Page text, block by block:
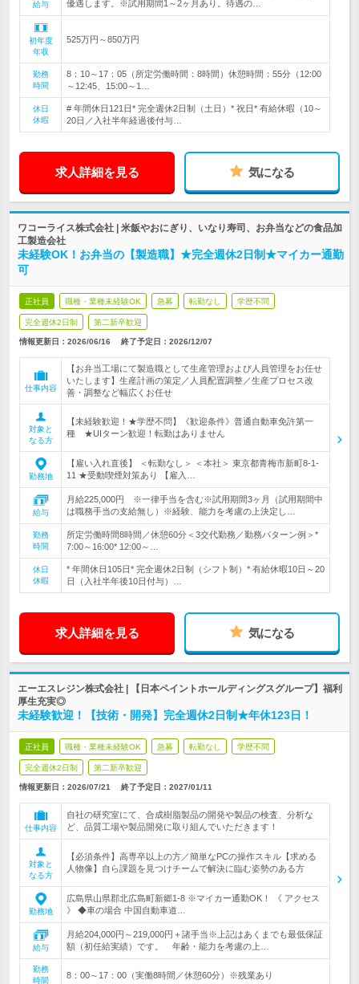
給与
優遇します。※試用期間1～2ヶ月あり。待遇の…
初年度
年収
525万円～850万円
勤務
時間
8：10～17：05（所定労働時間：8時間）休憩時間：55分（12:00
～12:45、15:00～1…
休日
休暇
# 年間休日121日* 完全週休2日制（土日）* 祝日* 有給休暇（10～
20日／入社半年経過後付与…
求人詳細を見る 気になる
ワコーライス株式会社 | 米飯やおにぎり、いなり寿司、お弁当などの食品加
工製造会社
未経験OK！お弁当の【製造職】★完全週休2日制★マイカー通勤
可
正社員 職種・業種未経験OK 急募 転勤なし 学歴不問
完全週休2日制 第二新卒歓迎
情報更新日：2026/06/16 終了予定日： 2026/12/07
仕事内容
【お弁当工場にて製造職として生産管理および人員管理をお任せ
いたします】生産計画の策定／人員配置調整／生産プロセス改
善・調整など幅広くお任せ
対象と
なる方
【未経験歓迎！★学歴不問】《歓迎条件》普通自動車免許第一
種 ★UIターン歓迎！転勤はありません
勤務地
【雇い入れ直後】 ＜転勤なし＞ ＜本社＞ 東京都青梅市新町8-1-
11 ★受動喫煙対策あり 【雇入…
給与
月給225,000円 ※一律手当を含む※試用期間3ヶ月（試用期間中
は職務手当の支給無し）※経験、能力を考慮の上決定し…
勤務
時間
所定労働時間8時間／休憩60分＜3交代勤務／勤務パターン例＞*
7:00～16:00* 12:00～…
休日
休暇
* 年間休日105日* 完全週休2日制（シフト制）* 有給休暇10日～20
日（入社半年後10日付与）…
求人詳細を見る 気になる
エーエスレジン株式会社 | 【日本ペイントホールディングスグループ】福利
厚生充実◎
未経験歓迎！【技術・開発】完全週休2日制★年休123日！
正社員 職種・業種未経験OK 急募 転勤なし 学歴不問
完全週休2日制 第二新卒歓迎
情報更新日：2026/07/21 終了予定日： 2027/01/11
仕事内容
自社の研究室にて、合成樹脂製品の開発や製品の検査、分析な
ど、品質工場や製品開発に取り組んでいただきます！
対象と
なる方
【必須条件】高専卒以上の方／簡単なPCの操作スキル【求める
人物像】自ら課題を見つけチームで解決に臨む姿勢のある方
勤務地
広島県山県郡北広島町新郷1-8 ※マイカー通勤OK！ 《 アクセス
》 ◆車の場合 中国自動車道…
給与
月給204,000円～219,000円＋諸手当※上記はあくまでも最低保証
額（初任給実績）です。 年齢・能力を考慮の上…
勤務
時間
8：00～17：00（実働8時間／休憩60分）※残業あり